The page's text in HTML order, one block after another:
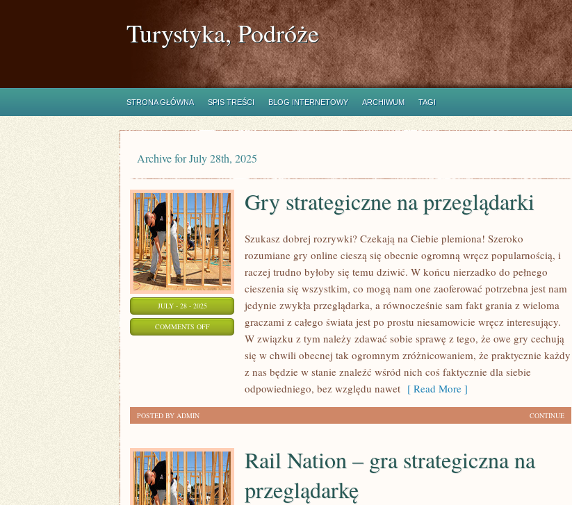
Turystyka, Podróże
STRONA GŁÓWNA SPIS TREŚCI BLOG INTERNETOWY ARCHIWUM TAGI
Archive for July 28th, 2025
JULY - 28 - 2025
COMMENTS OFFON
STRATEGICZNE
PRZEGLĄDARKI
Gry strategiczne na przeglądarki
Szukasz dobrej rozrywki? Czekają na Ciebie plemiona! Szeroko
rozumiane gry online cieszą się obecnie ogromną wręcz popularnością, i
raczej trudno byłoby się temu dziwić. W końcu nierzadko do pełnego
cieszenia się wszystkim, co mogą nam one zaoferować potrzebna jest nam
jedynie zwykła przeglądarka, a równocześnie sam fakt grania z wieloma
graczami z całego świata jest po prostu niesamowicie wręcz interesujący.
W związku z tym należy zdawać sobie sprawę z tego, że owe gry cechują
się w chwili obecnej tak ogromnym zróżnicowaniem, że praktycznie każdy
z nas będzie w stanie znaleźć wśród nich coś faktycznie dla siebie
odpowiedniego, bez względu nawet [ Read More ]
CONTINUE
POSTED BY ADMIN
Rail Nation – gra strategiczna na
przeglądarkę